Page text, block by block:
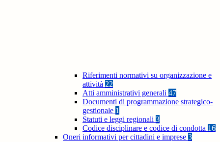
Riferimenti normativi su organizzazione e
attività 22
Atti amministrativi generali 47
Documenti di programmazione strategico-
gestionale 1
Statuti e leggi regionali 3
Codice disciplinare e codice di condotta 16
Oneri informativi per cittadini e imprese 3